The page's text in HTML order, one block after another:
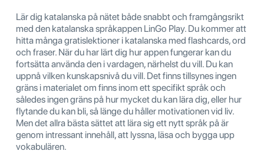
Lär dig katalanska på nätet både snabbt och framgångsrikt
med den katalanska språkappen LinGo Play. Du kommer att
hitta många gratislektioner i katalanska med flashcards, ord
och fraser. När du har lärt dig hur appen fungerar kan du
fortsätta använda den i vardagen, närhelst du vill. Du kan
uppnå vilken kunskapsnivå du vill. Det finns tillsynes ingen
gräns i materialet om finns inom ett specifikt språk och
således ingen gräns på hur mycket du kan lära dig, eller hur
flytande du kan bli, så länge du håller motivationen vid liv.
Men det allra bästa sättet att lära sig ett nytt språk på är
genom intressant innehåll, att lyssna, läsa och bygga upp
vokabulären.